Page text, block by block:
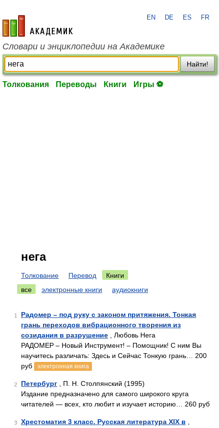
academic.ru
EN DE ES FR
Словари и энциклопедии на Академике
Найти!
Толкования Переводы Книги Игры ⚽
нега
Толкование Перевод
Книги
все
электронные книги аудиокниги
1
Радомер – под руку с законом притяжения. Тонкая
грань переходов вибрационного творения из
созидания в разрушение , Любовь Нега
РАДОМЕР – Новый Инструмент! – Помощник! С ним Вы
научитесь различать: Здесь и Сейчас Тонкую грань… 200
руб
электронная книга
2 Петербург , П. Н. Столпянский (1995)
Издание предназначено для самого широкого круга
читателей — всех, кто любит и изучает историю… 260 руб
3 Хрестоматия 3 класс. Русская литература XIX в